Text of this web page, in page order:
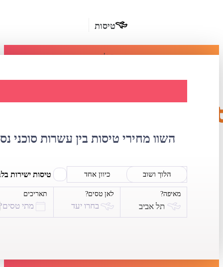
טיסות
מומלץ
בחו"ל
השכרת
רכב
השוו מחירי טיסות בין עשרות סוכני
הלוך ושוב כיוון אחד טיסות ישירות
מאיפה?
תל אביב
לאן טסים?
בחרו יעד
תאריכים
מתי